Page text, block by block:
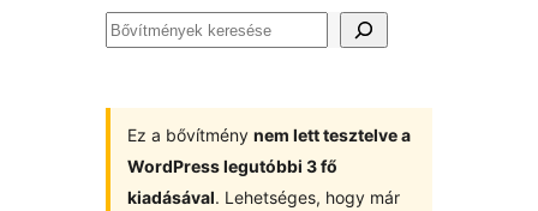
Bővítmények
Ez a bővítmény nem lett tesztelve a
WordPress legutóbbi 3 fő
kiadásával. Lehetséges, hogy már